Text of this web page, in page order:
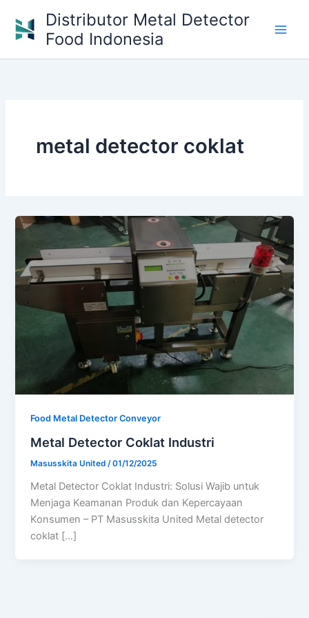
content
Distributor Metal Detector
Food Indonesia
metal detector coklat
Food Metal Detector Conveyor
Metal Detector Coklat Industri
Masusskita United/01/12/2025
Metal Detector Coklat Industri: Solusi Wajib untuk
Menjaga Keamanan Produk dan Kepercayaan
Konsumen – PT Masusskita United Metal detector
coklat […]